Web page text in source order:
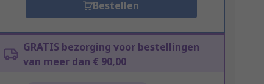
Bestellen
GRATIS bezorging voor bestellingen
van meer dan € 90,00